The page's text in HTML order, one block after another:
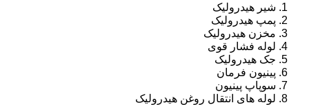
شیر هیدرولیک
پمپ هیدرولیک
مخزن هیدرولیک
لوله فشار قوی
جک هیدرولیک
پینیون فرمان
سوپاپ پینیون
لوله های انتقال روغن هیدرولیک